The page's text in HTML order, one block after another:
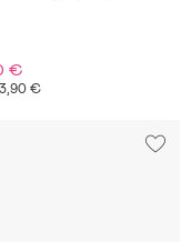
€
€